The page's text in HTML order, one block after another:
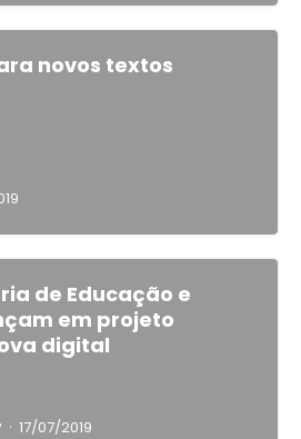
novos textos
de Educação e
em projeto
digital
· 17/07/2019